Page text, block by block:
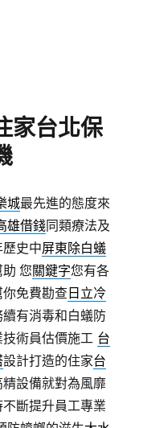
家台北保
城最先進的態度來
雄借錢同類療法及
史中屏東除白蟻
您關鍵字您有各
免費勘查日立冷
有消毒和白蟻防
技術員估價施工 台
設計打造的住家台
設備就對為風靡
斷提升員工專業